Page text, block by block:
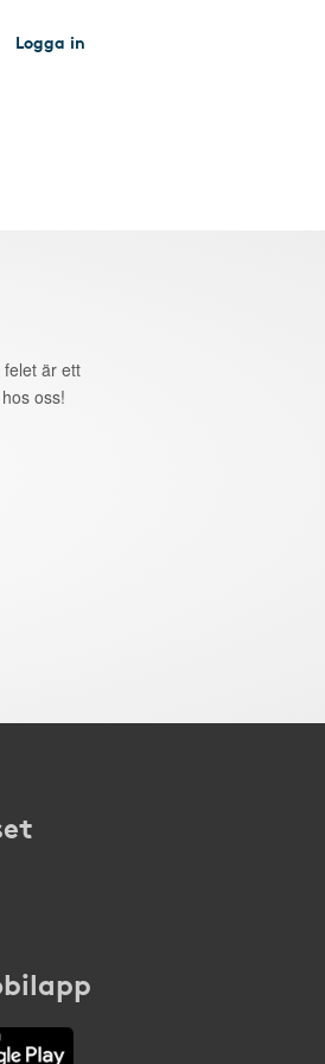
Logga in
är ett
oss!